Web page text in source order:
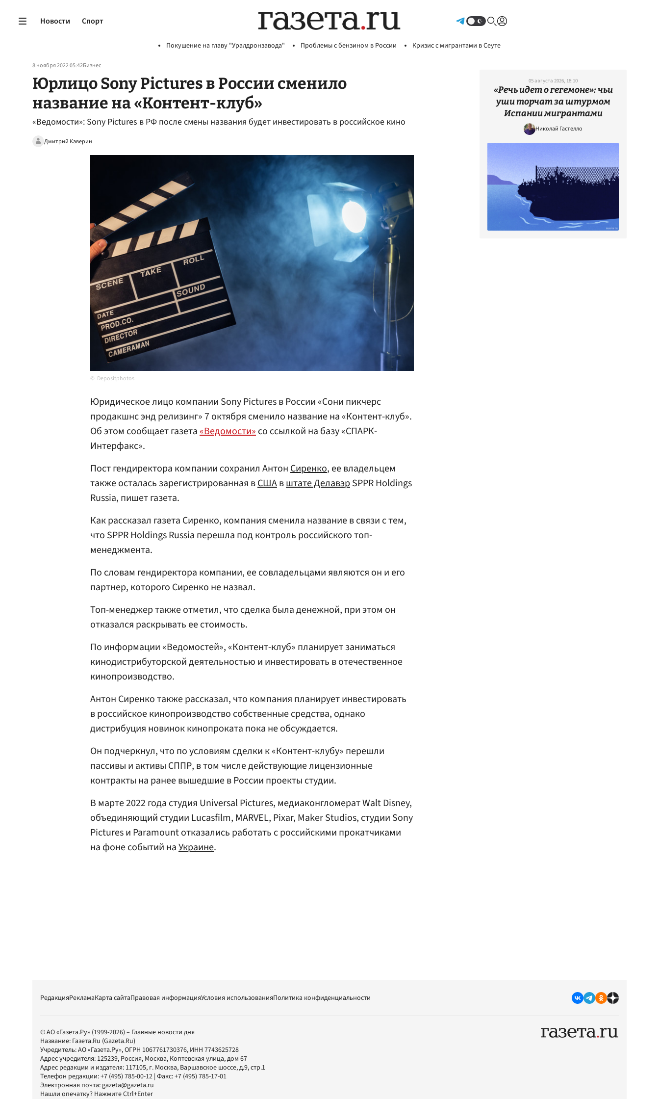
Новости Спорт
Покушение на главу "Уралдронзавода" Проблемы с бензином в России Кризис с мигрантами в Сеуте
8 ноября 2022 05:42Бизнес
Юрлицо Sony Pictures в России сменило
название на «Контент-клуб»
«Ведомости»: Sony Pictures в РФ после смены названия будет инвестировать в российское кино
Дмитрий Каверин
Depositphotos
Юридическое лицо компании Sony Pictures в России «Сони пикчерс
продакшнс энд релизинг» 7 октября сменило название на «Контент-клуб».
Об этом сообщает газета«Ведомости»со ссылкой на базу «СПАРК-
Интерфакс».
Пост гендиректора компании сохранил АнтонСиренко, ее владельцем
также осталась зарегистрированная вСШАвштате ДелавэрSPPR Holdings
Russia, пишет газета.
Как рассказал газета Сиренко, компания сменила название в связи с тем,
что SPPR Holdings Russia перешла под контроль российского топ-
менеджмента.
По словам гендиректора компании, ее совладельцами являются он и его
партнер, которого Сиренко не назвал.
Топ-менеджер также отметил, что сделка была денежной, при этом он
отказался раскрывать ее стоимость.
По информации «Ведомостей», «Контент-клуб» планирует заниматься
кинодистрибуторской деятельностью и инвестировать в отечественное
кинопроизводство.
Антон Сиренко также рассказал, что компания планирует инвестировать
в российское кинопроизводство собственные средства, однако
дистрибуция новинок кинопроката пока не обсуждается.
Он подчеркнул, что по условиям сделки к «Контент-клубу» перешли
пассивы и активы СППР, в том числе действующие лицензионные
контракты на ранее вышедшие в России проекты студии.
В марте 2022 года студия Universal Pictures, медиаконгломерат Walt Disney,
объединяющий студии Lucasfilm, MARVEL, Pixar, Maker Studios, студии Sony
Pictures и Paramount отказались работать с российскими прокатчиками
на фоне событий наУкраине.
05 августа 2026, 18:10
«Речь идет о гегемоне»: чьи
уши торчат за штурмом
Испании мигрантами
Николай Гастелло
РедакцияРекламаКарта сайтаПравовая информацияУсловия использованияПолитика конфиденциальности
© АО «Газета.Ру» (1999-2026) – Главные новости дня
Название: Газета.Ru (Gazeta.Ru)
Учредитель:АО «Газета.Ру», ОГРН 1067761730376, ИНН 7743625728
Адрес учредителя: 125239, Россия, Москва, Коптевская улица, дом 67
Адрес редакции и издателя: 117105, г. Москва, Варшавское шоссе, д.9, стр.1
Телефон редакции:+7 (495) 785-00-12 | Факс:+7 (495) 785-17-01
Электронная почта:gazeta@gazeta.ru
Нашли опечатку? Нажмите Ctrl+Enter